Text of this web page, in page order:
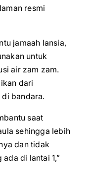
resmi
jamaah lansia,
untuk
air zam zam.
dari
bandara.
saat
sehingga lebih
dan tidak
di lantai 1,”